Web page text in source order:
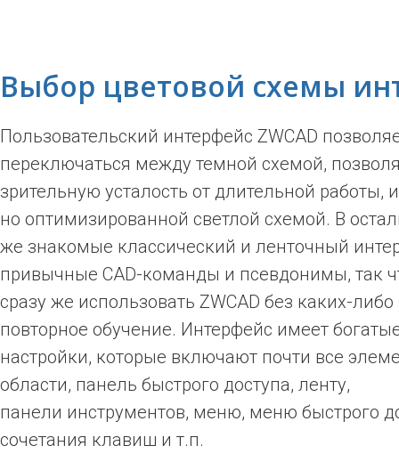
Выбор цветовой схемы
Пользовательский интерфейс ZWCAD
переключаться между темной схемой,
зрительную усталость от длительной работы,
но оптимизированной светлой схемой. В
же знакомые классический и ленточный
привычные CAD-команды и псевдонимы, так
сразу же использовать ZWCAD без каких-либо
повторное обучение. Интерфейс имеет
настройки, которые включают почти все
области, панель быстрого доступа, ленту,
панели инструментов, меню, меню быстрого
сочетания клавиш и т.п.